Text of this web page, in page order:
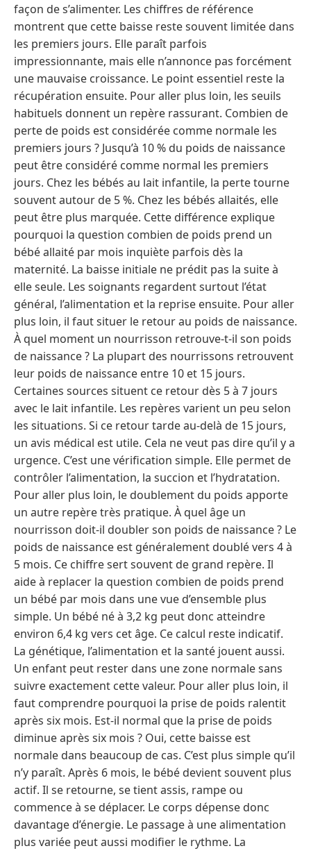
façon de s’alimenter. Les chiffres de référence
montrent que cette baisse reste souvent limitée dans
les premiers jours. Elle paraît parfois
impressionnante, mais elle n’annonce pas forcément
une mauvaise croissance. Le point essentiel reste la
récupération ensuite. Pour aller plus loin, les seuils
habituels donnent un repère rassurant. Combien de
perte de poids est considérée comme normale les
premiers jours ? Jusqu’à 10 % du poids de naissance
peut être considéré comme normal les premiers
jours. Chez les bébés au lait infantile, la perte tourne
souvent autour de 5 %. Chez les bébés allaités, elle
peut être plus marquée. Cette différence explique
pourquoi la question combien de poids prend un
bébé allaité par mois inquiète parfois dès la
maternité. La baisse initiale ne prédit pas la suite à
elle seule. Les soignants regardent surtout l’état
général, l’alimentation et la reprise ensuite. Pour aller
plus loin, il faut situer le retour au poids de naissance.
À quel moment un nourrisson retrouve-t-il son poids
de naissance ? La plupart des nourrissons retrouvent
leur poids de naissance entre 10 et 15 jours.
Certaines sources situent ce retour dès 5 à 7 jours
avec le lait infantile. Les repères varient un peu selon
les situations. Si ce retour tarde au-delà de 15 jours,
un avis médical est utile. Cela ne veut pas dire qu’il y a
urgence. C’est une vérification simple. Elle permet de
contrôler l’alimentation, la succion et l’hydratation.
Pour aller plus loin, le doublement du poids apporte
un autre repère très pratique. À quel âge un
nourrisson doit-il doubler son poids de naissance ? Le
poids de naissance est généralement doublé vers 4 à
5 mois. Ce chiffre sert souvent de grand repère. Il
aide à replacer la question combien de poids prend
un bébé par mois dans une vue d’ensemble plus
simple. Un bébé né à 3,2 kg peut donc atteindre
environ 6,4 kg vers cet âge. Ce calcul reste indicatif.
La génétique, l’alimentation et la santé jouent aussi.
Un enfant peut rester dans une zone normale sans
suivre exactement cette valeur. Pour aller plus loin, il
faut comprendre pourquoi la prise de poids ralentit
après six mois. Est-il normal que la prise de poids
diminue après six mois ? Oui, cette baisse est
normale dans beaucoup de cas. C’est plus simple qu’il
n’y paraît. Après 6 mois, le bébé devient souvent plus
actif. Il se retourne, se tient assis, rampe ou
commence à se déplacer. Le corps dépense donc
davantage d’énergie. Le passage à une alimentation
plus variée peut aussi modifier le rythme. La